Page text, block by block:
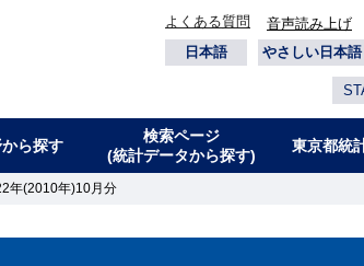
よくある質問 音声読み上げ
日本語
やさしい日本語
ら探す
検索ページ
(統計データから探す)
東京都統
年(2010年)10月分